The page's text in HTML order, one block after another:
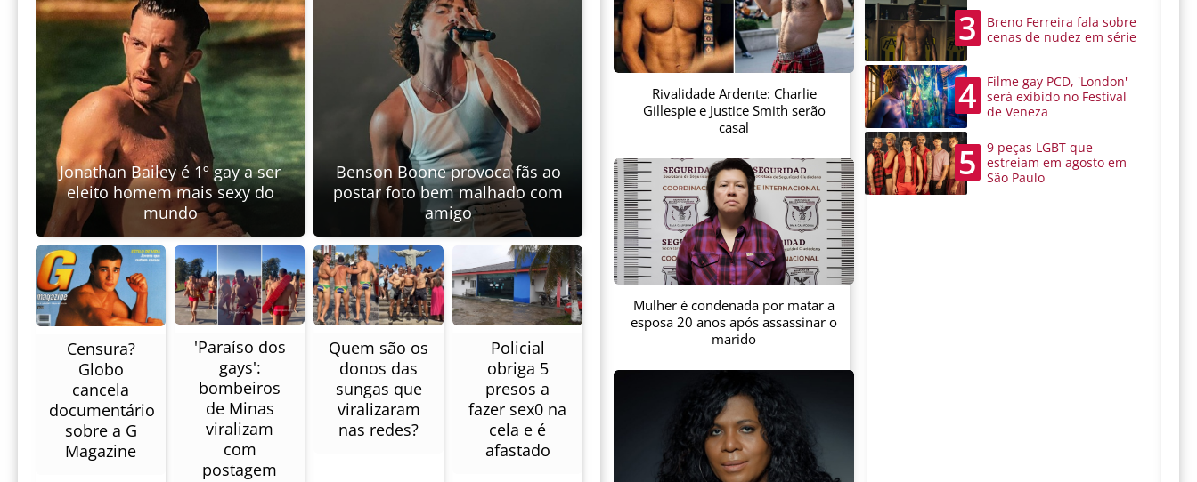
Jonathan Bailey é 1º gay a ser
eleito homem mais sexy do
mundo
Benson Boone provoca fãs ao
postar foto bem malhado com
amigo
Censura?
Globo
cancela
documentário
sobre a G
Magazine
'Paraíso dos
gays':
bombeiros
de Minas
viralizam
com
postagem
Quem são os
donos das
sungas que
viralizaram
nas redes?
Policial
obriga 5
presos a
fazer sex0 na
cela e é
afastado
Rivalidade Ardente: Charlie
Gillespie e Justice Smith serão
casal
Mulher é condenada por matar a
esposa 20 anos após assassinar o
marido
3
Breno Ferreira fala sobre
cenas de nudez em série
4
Filme gay PCD, 'London'
será exibido no Festival
de Veneza
5
9 peças LGBT que
estreiam em agosto em
São Paulo